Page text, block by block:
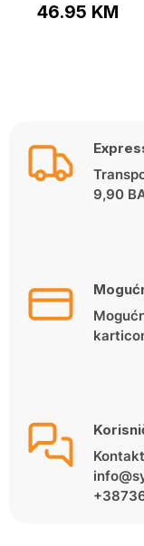
46.95 KM
9,90